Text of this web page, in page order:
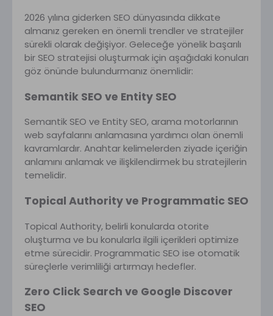
2026 yılına giderken SEO dünyasında dikkate
almanız gereken en önemli trendler ve stratejiler
sürekli olarak değişiyor. Geleceğe yönelik başarılı
bir SEO stratejisi oluşturmak için aşağıdaki konuları
göz önünde bulundurmanız önemlidir:
Semantik SEO ve Entity SEO
Semantik SEO ve Entity SEO, arama motorlarının
web sayfalarını anlamasına yardımcı olan önemli
kavramlardır. Anahtar kelimelerden ziyade içeriğin
anlamını anlamak ve ilişkilendirmek bu stratejilerin
temelidir.
Topical Authority ve Programmatic SEO
Topical Authority, belirli konularda otorite
oluşturma ve bu konularla ilgili içerikleri optimize
etme sürecidir. Programmatic SEO ise otomatik
süreçlerle verimliliği artırmayı hedefler.
Zero Click Search ve Google Discover
SEO